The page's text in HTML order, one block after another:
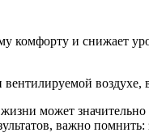
комфорту и
может
важно